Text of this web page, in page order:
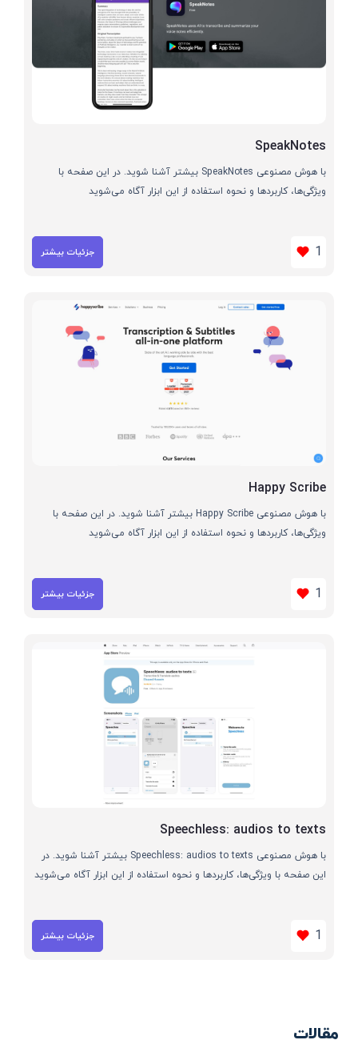
SpeakNotes
با هوش مصنوعی SpeakNotes بیشتر آشنا شوید. در این صفحه با
ویژگی‌ها، کاربردها و نحوه استفاده از این ابزار آگاه می‌شوید
1 جزئیات بیشتر
Happy Scribe
با هوش مصنوعی Happy Scribe بیشتر آشنا شوید. در این صفحه با
ویژگی‌ها، کاربردها و نحوه استفاده از این ابزار آگاه می‌شوید
1 جزئیات بیشتر
Speechless: audios to texts
با هوش مصنوعی Speechless: audios to texts بیشتر آشنا شوید. در
این صفحه با ویژگی‌ها، کاربردها و نحوه استفاده از این ابزار آگاه می‌شوید
1 جزئیات بیشتر
مقالات